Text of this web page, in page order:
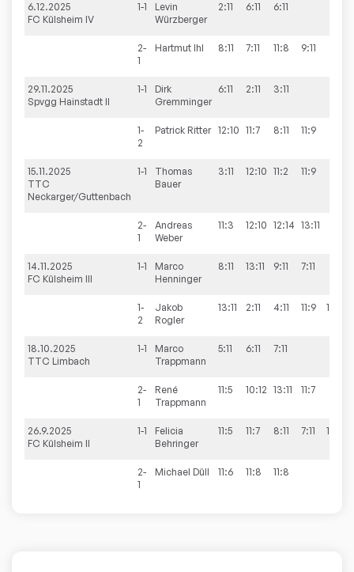
6.12.2025
FC Külsheim IV
1-1
Levin
Würzberger
2:11 6:11 6:11
2-
1
Hartmut Ihl 8:11 7:11 11:8 9:11
29.11.2025
Spvgg Hainstadt II
1-1
Dirk
Gremminger
6:11 2:11 3:11
1-
2
Patrick Ritter 12:10 11:7 8:11 11:9
15.11.2025
TTC
Neckarger/Guttenbach
1-1
Thomas
Bauer
3:11 12:10 11:2 11:9
2-
1
Andreas
Weber
11:3 12:10 12:14 13:11
14.11.2025
FC Külsheim III
1-1
Marco
Henninger
8:11 13:11 9:11 7:11
1-
2
Jakob
Rogler
13:11 2:11 4:11 11:9 11:9
18.10.2025
TTC Limbach
1-1
Marco
Trappmann
5:11 6:11 7:11
2-
1
René
Trappmann
11:5 10:12 13:11 11:7
26.9.2025
FC Külsheim II
1-1
Felicia
Behringer
11:5 11:7 8:11 7:11 11:8
2-
1
Michael Düll 11:6 11:8 11:8